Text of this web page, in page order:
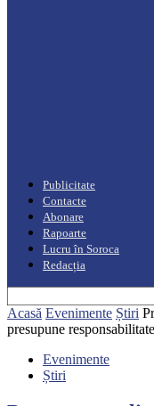
Publicitate
Contacte
Abonare
Rapoarte
Lucru în Soroca
Redacția
Acasă Evenimente Știri
presupune
Evenimente
Știri